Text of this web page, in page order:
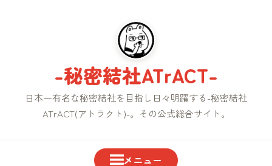
-秘密結社ATrACT-
日本一有名な秘密結社を目指し日々明躍する-秘密結社
ATrACT(アトラクト)-。その公式総合サイト。